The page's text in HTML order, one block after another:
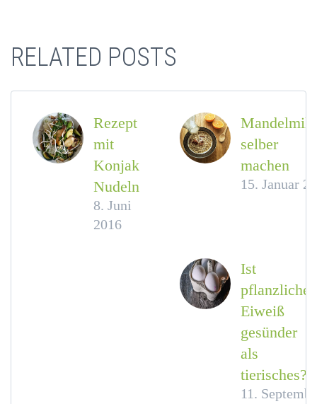
RELATED POSTS
Rezept
mit
Konjak
Nudeln
8. Juni
2016
selber
machen
15. Januar
Ist
pflanzliches
Eiweiß
gesünder
als
tierisches?
11.